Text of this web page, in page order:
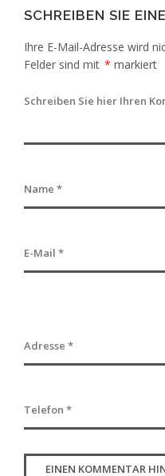
SCHREIBEN SIE
Ihre E-Mail-Adresse wird
Felder sind mit * markiert